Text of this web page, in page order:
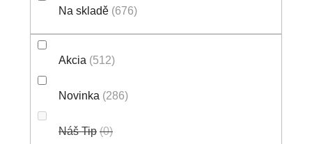
Na skladě 676
Akcia 512
Novinka 286
Náš Tip 0